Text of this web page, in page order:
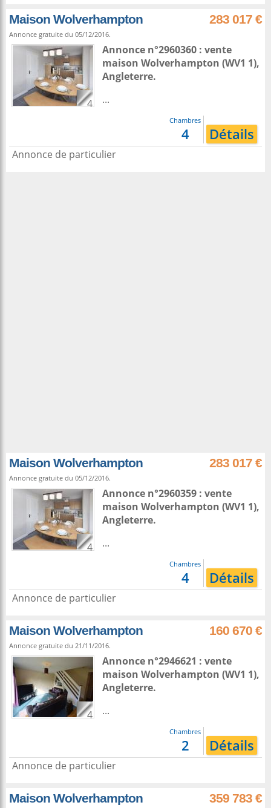
Maison Wolverhampton 283 017 €
Annonce gratuite du 05/12/2016.
4
Annonce n°2960360 : vente
maison Wolverhampton (WV1 1),
Angleterre.
...
Chambres
4 Détails
Annonce de particulier
Maison Wolverhampton 283 017 €
Annonce gratuite du 05/12/2016.
4
Annonce n°2960359 : vente
maison Wolverhampton (WV1 1),
Angleterre.
...
Chambres
4 Détails
Annonce de particulier
Maison Wolverhampton 160 670 €
Annonce gratuite du 21/11/2016.
4
Annonce n°2946621 : vente
maison Wolverhampton (WV1 1),
Angleterre.
...
Chambres
2 Détails
Annonce de particulier
Maison Wolverhampton 359 783 €